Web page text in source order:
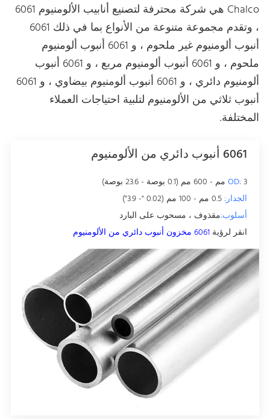
Chalco هي شركة محترفة لتصنيع أنابيب الألومنيوم 6061
، وتقدم مجموعة متنوعة من الأنواع بما في ذلك 6061
أنبوب ألومنيوم غير ملحوم ، و 6061 أنبوب ألومنيوم
ملحوم ، و 6061 أنبوب ألومنيوم مربع ، و 6061 أنبوب
ألومنيوم دائري ، و 6061 أنبوب ألومنيوم بيضاوي ، و 6061
أنبوب ثلاثي من الألومنيوم لتلبية احتياجات العملاء
المختلفة.
6061 أنبوب دائري من الألومنيوم
OD:3 مم - 600 مم (0.1 بوصة - 23.6 بوصة)
الجدار:
أسلوب:مقذوف ، مسحوب على البارد
انقر لرؤية 6061 مخزون أنبوب دائري من الألومنيوم